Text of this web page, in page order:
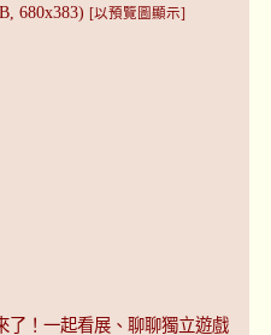
680x383) [以預覽圖顯示]
了！一起看展、聊聊獨立遊戲